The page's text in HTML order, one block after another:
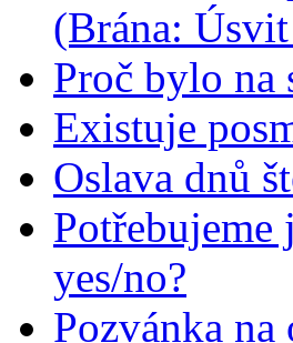
(Brána:
Proč bylo na
Existuje
Oslava dnů
yes/no?
Pozvánka